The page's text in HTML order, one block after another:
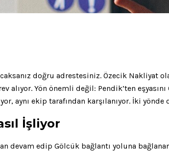
doğru adrestesiniz. Özecik
Yön önemli değil: Pendik’ten
aynı ekip tarafından karşılanıyor. İki
İşliyor
devam edip Gölcük bağlantı yoluna